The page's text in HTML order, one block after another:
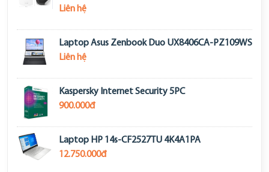
Liên hệ
Laptop Asus Zenbook Duo UX8406CA-PZ109WS
Liên hệ
Kaspersky Internet Security 5PC
900.000đ
Laptop HP 14s-CF2527TU 4K4A1PA
12.750.000đ